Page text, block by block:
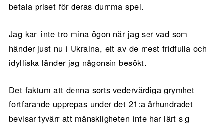
betala priset för deras dumma spel.
Jag kan inte tro mina ögon när jag ser vad som
händer just nu i Ukraina, ett av de mest fridfulla och
idylliska länder jag någonsin besökt.
Det faktum att denna sorts vedervärdiga grymhet
fortfarande upprepas under det 21:a århundradet
bevisar tyvärr att mänskligheten inte har lärt sig